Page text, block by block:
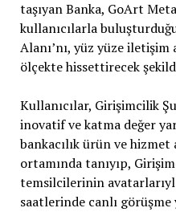
taşıyan Banka, GoArt
kullanıcılarla
Alanı’nı, yüz yüze
ölçekte hissettirecek
Kullanıcılar, Girişimcilik
inovatif ve katma değer
bankacılık ürün ve hizmet
ortamında tanıyıp,
temsilcilerinin
saatlerinde canlı